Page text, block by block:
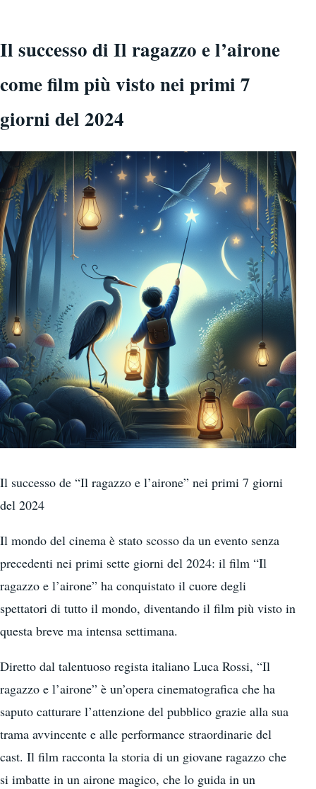
Il successo di Il ragazzo e l’airone
come film più visto nei primi 7
giorni del 2024
Il successo de “Il ragazzo e l’airone” nei primi 7 giorni
del 2024
Il mondo del cinema è stato scosso da un evento senza
precedenti nei primi sette giorni del 2024: il film “Il
ragazzo e l’airone” ha conquistato il cuore degli
spettatori di tutto il mondo, diventando il film più visto in
questa breve ma intensa settimana.
Diretto dal talentuoso regista italiano Luca Rossi, “Il
ragazzo e l’airone” è un’opera cinematografica che ha
saputo catturare l’attenzione del pubblico grazie alla sua
trama avvincente e alle performance straordinarie del
cast. Il film racconta la storia di un giovane ragazzo che
si imbatte in un airone magico, che lo guida in un